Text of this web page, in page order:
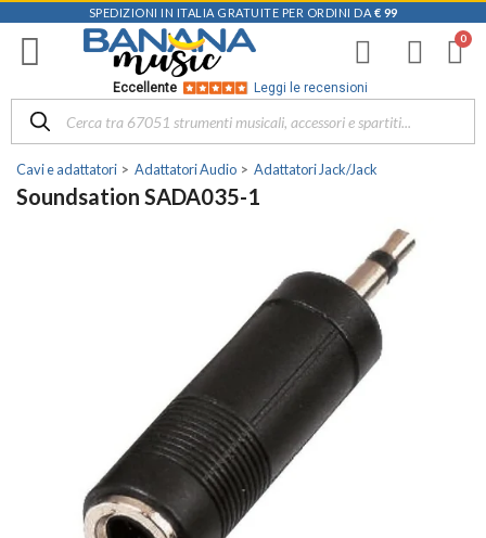
SPEDIZIONI IN ITALIA GRATUITE PER ORDINI DA € 99
Eccellente Leggi le recensioni
Cavi e adattatori Adattatori Audio Adattatori Jack/Jack
Soundsation SADA035-1